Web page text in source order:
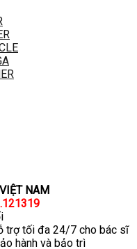
NAM
trợ tối đa 24/7 cho bác sĩ
hành và bảo trì